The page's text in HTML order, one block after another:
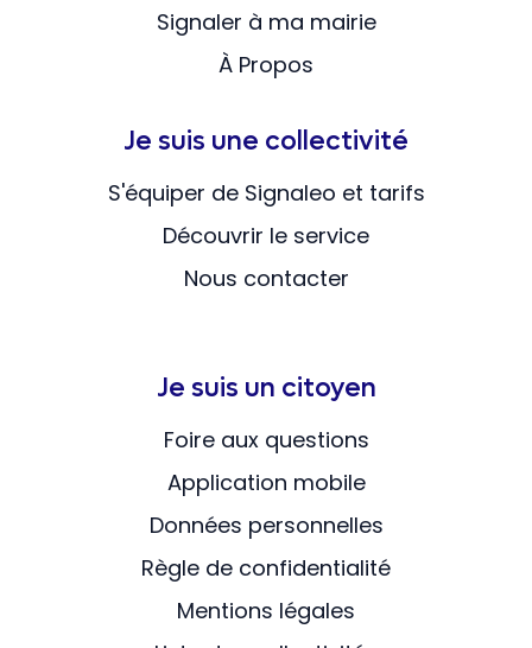
Signaler à ma mairie
À Propos
Je suis une collectivité
S'équiper de Signaleo et tarifs
Découvrir le service
Nous contacter
Je suis un citoyen
Foire aux questions
Application mobile
Données personnelles
Règle de confidentialité
Mentions légales